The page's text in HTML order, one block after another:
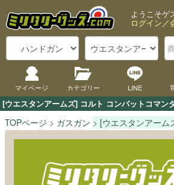
[ウエスタンアームズ] コルト コンバットコマン
ようこそゲ
ログイン／
マイページ カテゴリー LINE
TOPページ ガスガン [ウエスタンアーム